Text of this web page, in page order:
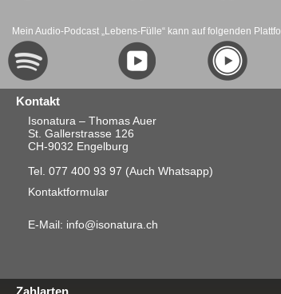
Mein Audio-Podcast „Lebens-Fülle“ kann auf folgenden
Kontakt
Isonatura – Thomas Auer
St. Gallerstrasse 126
CH-9032 Engelburg
Tel. 077 400 93 97 (Auch Whatsapp)
Kontaktformular
E-Mail: info@isonatura.ch
Zahlarten